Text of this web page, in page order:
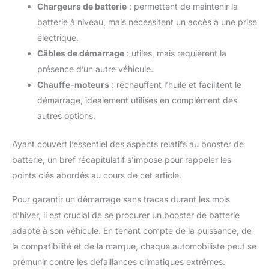
Chargeurs de batterie : permettent de maintenir la
batterie à niveau, mais nécessitent un accès à une prise
électrique.
Câbles de démarrage : utiles, mais requièrent la
présence d’un autre véhicule.
Chauffe-moteurs : réchauffent l’huile et facilitent le
démarrage, idéalement utilisés en complément des
autres options.
Ayant couvert l’essentiel des aspects relatifs au booster de
batterie, un bref récapitulatif s’impose pour rappeler les
points clés abordés au cours de cet article.
Pour garantir un démarrage sans tracas durant les mois
d’hiver, il est crucial de se procurer un booster de batterie
adapté à son véhicule. En tenant compte de la puissance, de
la compatibilité et de la marque, chaque automobiliste peut se
prémunir contre les défaillances climatiques extrêmes.